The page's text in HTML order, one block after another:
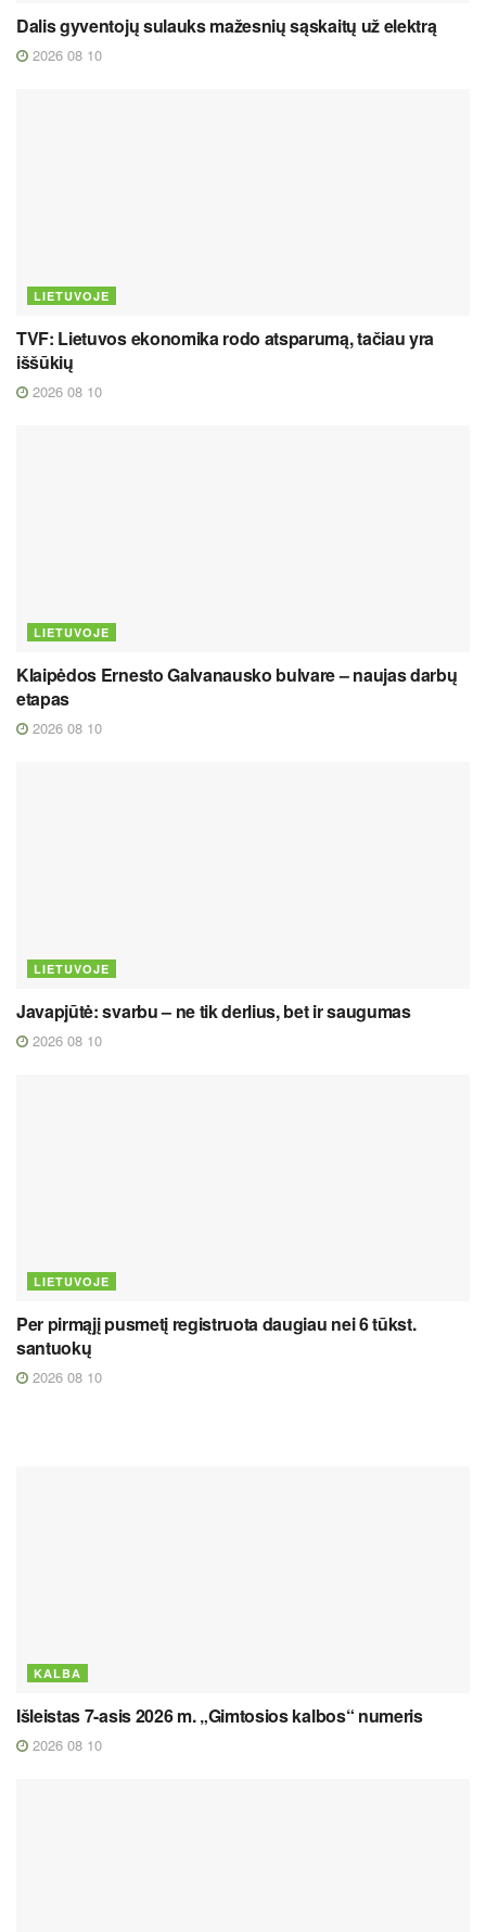
Dalis gyventojų sulauks mažesnių sąskaitų už elektrą
2026 08 10
LIETUVOJE
TVF: Lietuvos ekonomika rodo atsparumą, tačiau yra
iššūkių
2026 08 10
LIETUVOJE
Klaipėdos Ernesto Galvanausko bulvare – naujas darbų
etapas
2026 08 10
LIETUVOJE
Javapjūtė: svarbu – ne tik derlius, bet ir saugumas
2026 08 10
LIETUVOJE
Per pirmąjį pusmetį registruota daugiau nei 6 tūkst.
santuokų
2026 08 10
KALBA
Išleistas 7-asis 2026 m. „Gimtosios kalbos“ numeris
2026 08 10